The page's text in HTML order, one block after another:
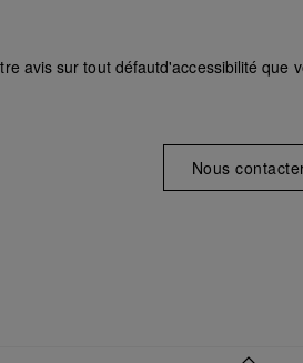
avis sur tout défautd'accessibilité
Nous